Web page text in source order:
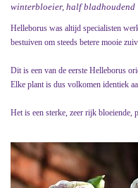
winterbloeier, half bladhoudend
Helleborus was altijd specialisten
bestuiven om steeds betere mooie
Dit is een van de eerste Helleborus
Elke plant is dus volkomen identiek
Het is een sterke, zeer rijk bloeiende,